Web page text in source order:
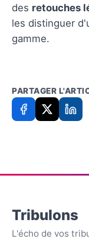
des retouches
les distinguer
gamme.
PARTAGER
Tribulons
L'écho de vos